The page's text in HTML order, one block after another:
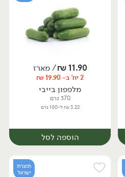
מארז
11.90
₪/ מארז
2 יח' ב- 19.90 ₪
מלפפון בייבי
370 גרם
3.22 ₪ ל-100 גרם
הוספה לסל
תוצרת
ישראל